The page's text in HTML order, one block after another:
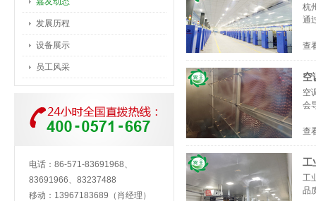
发展历程
设备展示
员工风采
电话：86-571-83691968、
83691966、83237488
移动：13967183689（肖经理）
杭
通
查
空
空
会
查
工
工
品